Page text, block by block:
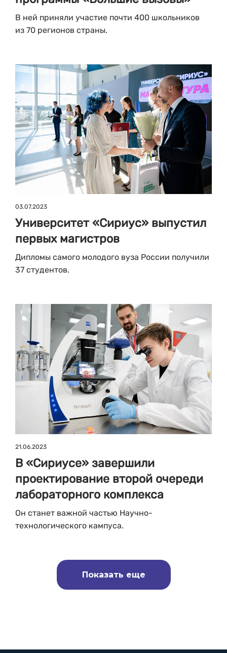
В ней приняли участие почти 400 школьников
из 70 регионов страны.
03.07.2023
Университет «Сириус» выпустил
первых магистров
Дипломы самого молодого вуза России получили
37 студентов.
21.06.2023
В «Сириусе» завершили
проектирование второй очереди
лабораторного комплекса
Он станет важной частью Научно-
технологического кампуса.
Показать еще